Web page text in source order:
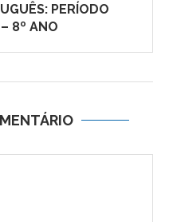
PERÍODO
8º ANO